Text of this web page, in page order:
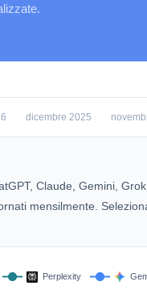
dicembre 2025
Claude, Gemini, Grok
mensilmente.